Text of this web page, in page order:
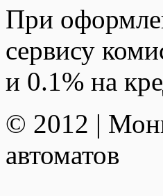
При
сервису
и 0.1% на
© 2012 |
автоматов